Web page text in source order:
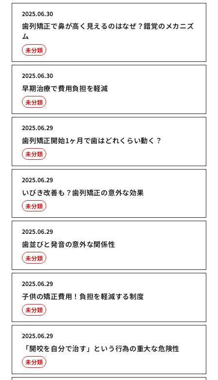
歯列矯正で鼻が高く見えるのはなぜ？錯覚のメカニズ
ム
2025.06.30
未分類
早期治療で費用負担を軽減
2025.06.30
未分類
歯列矯正開始1ヶ月で歯はどれくらい動く？
2025.06.29
未分類
いびき改善も？歯列矯正の意外な効果
2025.06.29
未分類
歯並びと発音の意外な関係性
2025.06.29
未分類
子供の矯正費用！負担を軽減する制度
2025.06.29
未分類
「開咬を自分で治す」という行為の重大な危険性
2025.06.29
未分類